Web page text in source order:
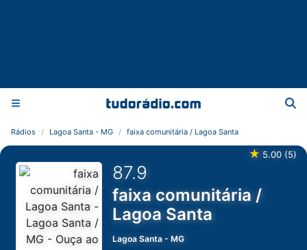
Rádios Lagoa Santa - MG faixa comunitária / Lagoa Santa
★ 5.00 (5)
87.9
faixa comunitária /
Lagoa Santa
Lagoa Santa -MG